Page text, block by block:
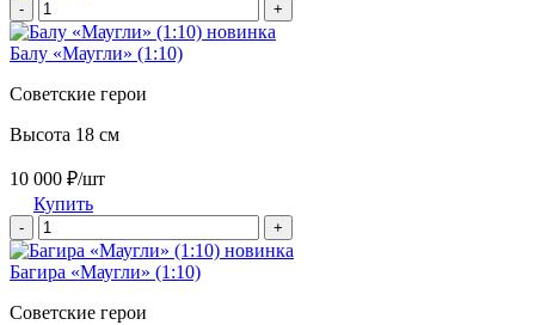
- +
новинка
Балу «Маугли» (1:10)
Советские герои
Высота 18 см
10 000 ₽/шт
Купить
- +
новинка
Багира «Маугли» (1:10)
Советские герои